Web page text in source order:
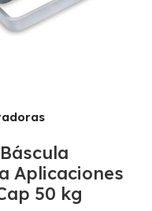
Aplicaciones
50 kg